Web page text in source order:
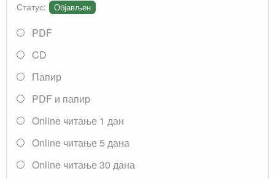
Статус: Објављен
PDF
CD
Папир
PDF и папир
Online читање 1 дан
Online читање 5 дана
Online читање 30 дана